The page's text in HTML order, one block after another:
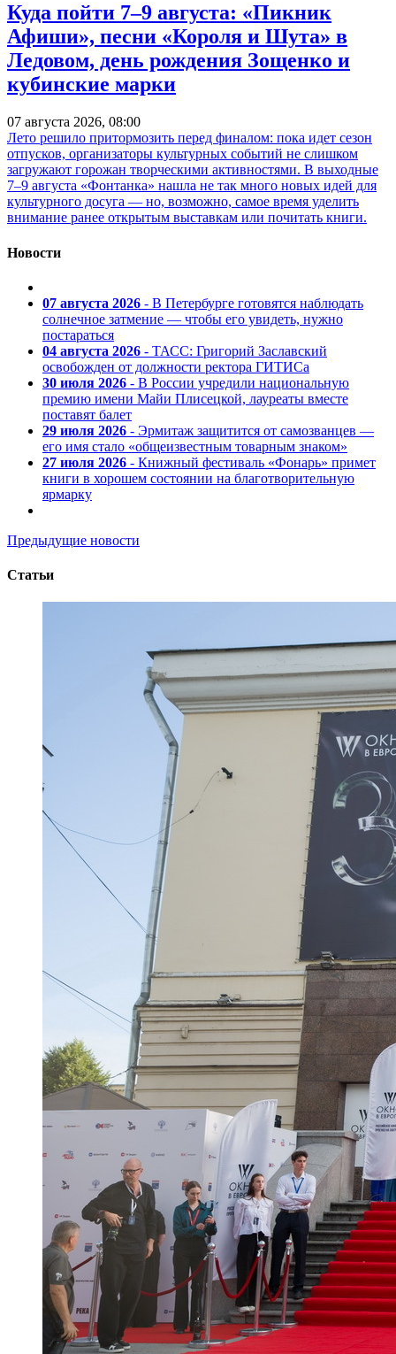
Куда пойти 7–9 августа: «Пикник
Афиши», песни «Короля и Шута» в
Ледовом, день рождения Зощенко и
кубинские марки
07 августа 2026, 08:00
Лето решило притормозить перед финалом: пока идет сезон
отпусков, организаторы культурных событий не слишком
загружают горожан творческими активностями. В выходные
7–9 августа «Фонтанка» нашла не так много новых идей для
культурного досуга — но, возможно, самое время уделить
внимание ранее открытым выставкам или почитать книги.
Новости
07 августа 2026 - В Петербурге готовятся наблюдать
солнечное затмение — чтобы его увидеть, нужно
постараться
04 августа 2026 - ТАСС: Григорий Заславский
освобожден от должности ректора ГИТИСа
30 июля 2026 - В России учредили национальную
премию имени Майи Плисецкой, лауреаты вместе
поставят балет
29 июля 2026 - Эрмитаж защитится от самозванцев —
его имя стало «общеизвестным товарным знаком»
27 июля 2026 - Книжный фестиваль «Фонарь» примет
книги в хорошем состоянии на благотворительную
ярмарку
Предыдущие новости
Статьи